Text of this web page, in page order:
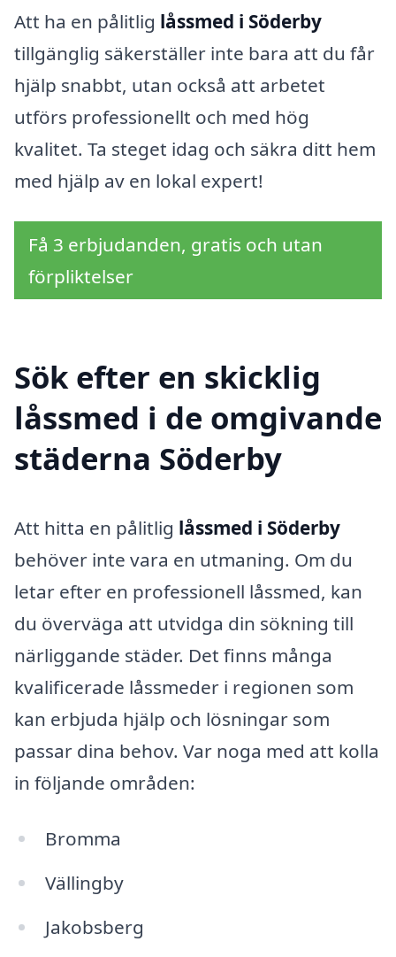
Att ha en pålitlig låssmed i Söderby
tillgänglig säkerställer inte bara att du får
hjälp snabbt, utan också att arbetet
utförs professionellt och med hög
kvalitet. Ta steget idag och säkra ditt hem
med hjälp av en lokal expert!
Få 3 erbjudanden, gratis och utan
förpliktelser
Sök efter en skicklig
låssmed i de omgivande
städerna Söderby
Att hitta en pålitlig låssmed i Söderby
behöver inte vara en utmaning. Om du
letar efter en professionell låssmed, kan
du överväga att utvidga din sökning till
närliggande städer. Det finns många
kvalificerade låssmeder i regionen som
kan erbjuda hjälp och lösningar som
passar dina behov. Var noga med att kolla
in följande områden:
Bromma
Vällingby
Jakobsberg